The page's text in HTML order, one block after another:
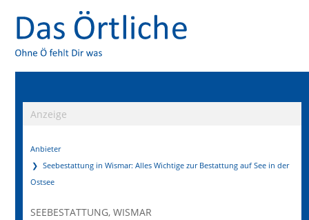
Anzeige
Anbieter
Seebestattung in Wismar: Alles Wichtige zur Bestattung auf See in der
Ostsee
SEEBESTATTUNG, WISMAR